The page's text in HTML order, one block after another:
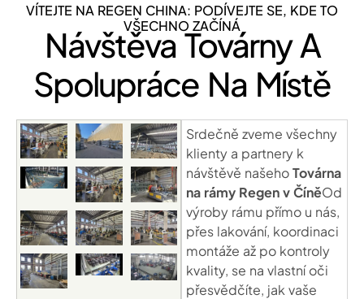
VÍTEJTE NA REGEN CHINA: PODÍVEJTE SE, KDE TO
VŠECHNO ZAČÍNÁ
Návštěva Továrny A
Spolupráce Na Místě
Srdečně zveme všechny
klienty a partnery k
návštěvě našehoTovárna
na rámy Regen v ČíněOd
výroby rámu přímo u nás,
přes lakování, koordinaci
montáže až po kontroly
kvality, se na vlastní oči
přesvědčíte, jak vaše